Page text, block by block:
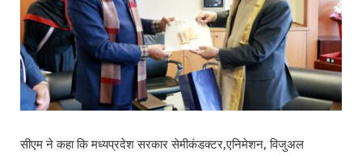
सीएम ने कहा कि मध्यप्रदेश सरकार सेमीकंडक्टर,एनिमेशन, विजुअल